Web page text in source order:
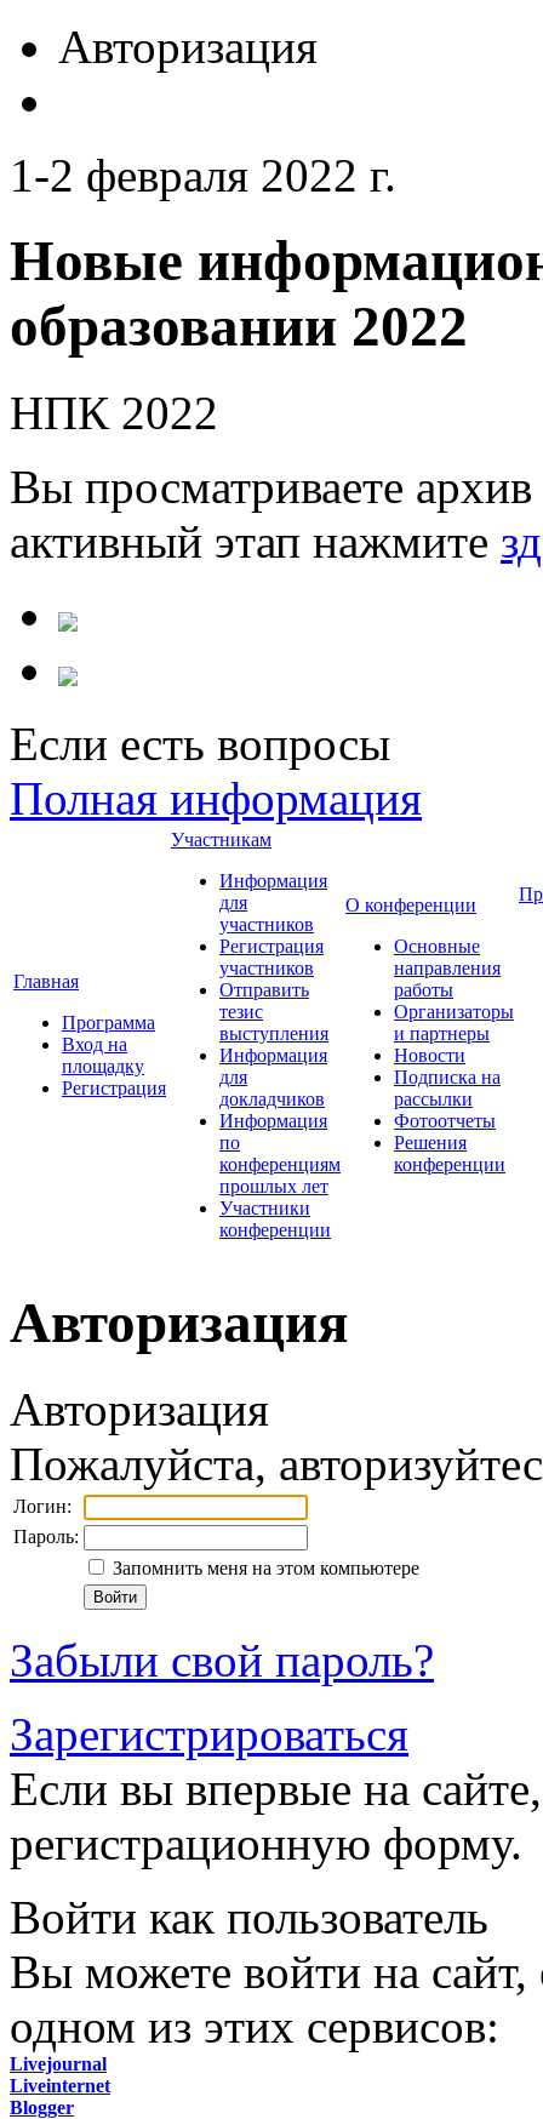
Авторизация
1-2 февраля 2022 г.
Новые
образовании 2022
НПК 2022
Вы просматриваете
активный этап нажмите
Если есть вопросы
Полная информация
Главная
Программа
Вход на
площадку
Регистрация
Участникам
Информация
для
участников
Регистрация
участников
Отправить
тезис
выступления
Информация
для
докладчиков
Информация
по
конференциям
прошлых лет
Участники
конференции
О конференции
Основные
направления
работы
Организаторы
и партнеры
Новости
Подписка на
рассылки
Фотоотчеты
Решения
конференции
Авторизация
Авторизация
Пожалуйста,
Логин:
Пароль:
Запомнить меня на этом компьютере
Забыли свой пароль?
Зарегистрироваться
Если вы впервые на
регистрационную форму.
Войти как пользователь
Вы можете войти на сайт,
одном из этих сервисов:
Livejournal
Liveinternet
Blogger